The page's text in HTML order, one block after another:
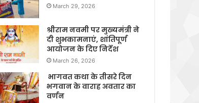
March 29, 2026
श्रीराम नवमी पर मुख्यमंत्री ने
दी शुभकामनाएं, शांतिपूर्ण
आयोजन के दिए निर्देश
March 26, 2026
भागवत कथा के तीसरे दिन
भगवान के वाराह अवतार का
वर्णन